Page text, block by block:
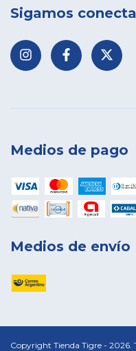
Sigamos
Medios de pago
Medios de envío
Copyright Tienda Tigre - 2026.